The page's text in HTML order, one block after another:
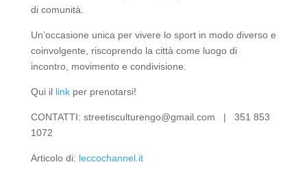
di comunità.
Un’occasione unica per vivere lo sport in modo diverso e
coinvolgente, riscoprendo la città come luogo di
incontro, movimento e condivisione.
Qui il link per prenotarsi!
CONTATTI: streetisculturengo@gmail.com | 351 853
1072
Articolo di: leccochannel.it